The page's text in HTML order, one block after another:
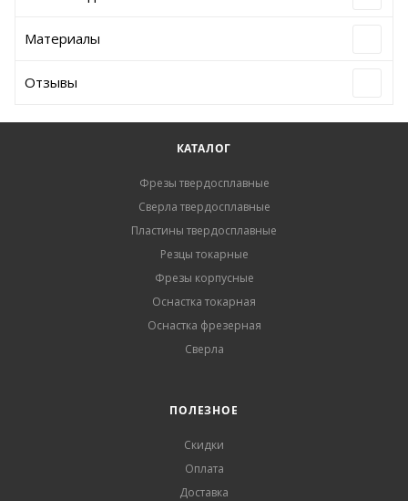
Материалы
Отзывы
КАТАЛОГ
Фрезы твердосплавные
Сверла твердосплавные
Пластины твердосплавные
Резцы токарные
Фрезы корпусные
Оснастка токарная
Оснастка фрезерная
Сверла
ПОЛЕЗНОЕ
Скидки
Оплата
Доставка